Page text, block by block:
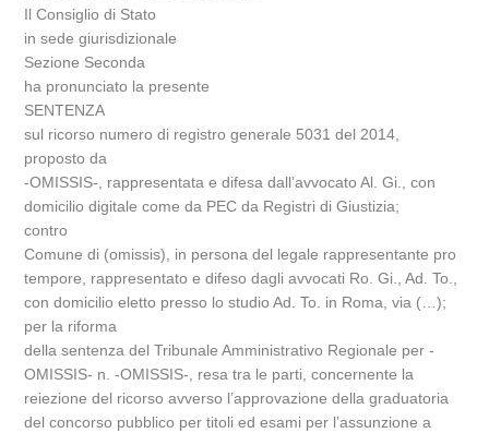
Il Consiglio di Stato
in sede giurisdizionale
Sezione Seconda
ha pronunciato la presente
SENTENZA
sul ricorso numero di registro generale 5031 del 2014,
proposto da
-OMISSIS-, rappresentata e difesa dall’avvocato Al. Gi., con
domicilio digitale come da PEC da Registri di Giustizia;
contro
Comune di (omissis), in persona del legale rappresentante pro
tempore, rappresentato e difeso dagli avvocati Ro. Gi., Ad. To.,
con domicilio eletto presso lo studio Ad. To. in Roma, via (…);
per la riforma
della sentenza del Tribunale Amministrativo Regionale per -
OMISSIS- n. -OMISSIS-, resa tra le parti, concernente la
reiezione del ricorso avverso l’approvazione della graduatoria
del concorso pubblico per titoli ed esami per l’assunzione a